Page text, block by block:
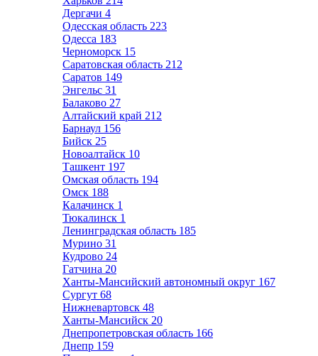
Дергачи 4
Одесская область 223
Одесса 183
Черноморск 15
Саратовская область 212
Саратов 149
Энгельс 31
Балаково 27
Алтайский край 212
Барнаул 156
Бийск 25
Новоалтайск 10
Ташкент 197
Омская область 194
Омск 188
Калачинск 1
Тюкалинск 1
Ленинградская область 185
Мурино 31
Кудрово 24
Гатчина 20
Ханты-Мансийский автономный округ 167
Сургут 68
Нижневартовск 48
Ханты-Мансийск 20
Днепропетровская область 166
Днепр 159